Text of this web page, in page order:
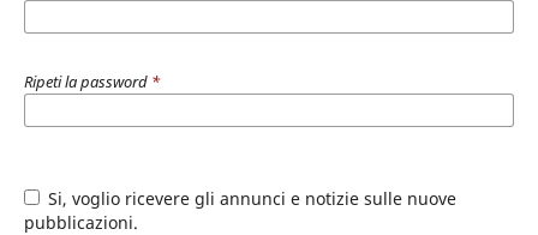
Ripeti la password *
Si, voglio ricevere gli annunci e notizie sulle nuove
pubblicazioni.